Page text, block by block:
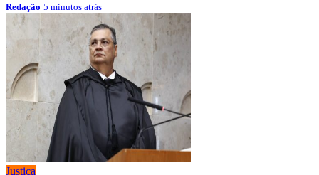
Redação 5 minutos atrás
Justiça